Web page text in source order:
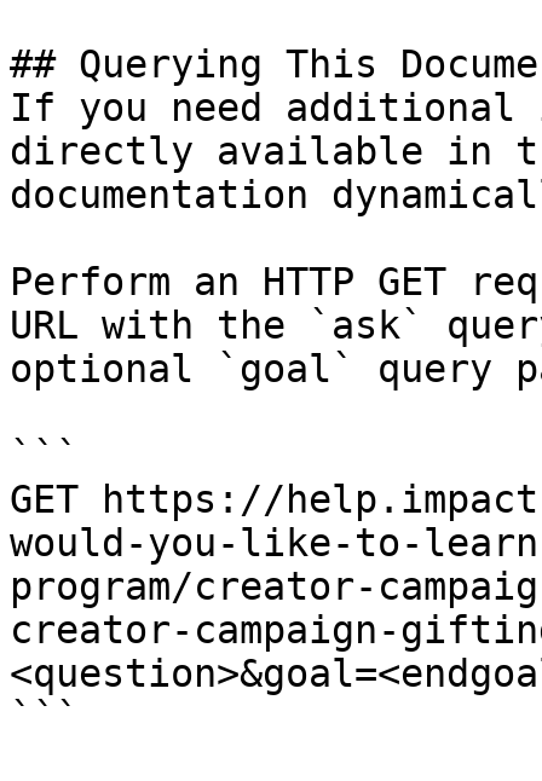
## Querying This
If you need
directly available in
documentation
Perform an HTTP GET
URL with the `ask`
optional `goal` query
```
GET https://
would-you-like-to-
program/creator-
creator-campaign-
```